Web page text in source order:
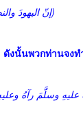
(إنّ اليهودَ والنصارى لا يَصْبُغُونَ فَخَالِفُوهُم)
ดังนั้นพวกท่านจงท
وسلَّمَ رآهُ